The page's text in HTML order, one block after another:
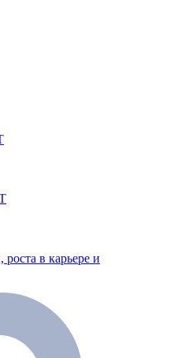
в карьере и